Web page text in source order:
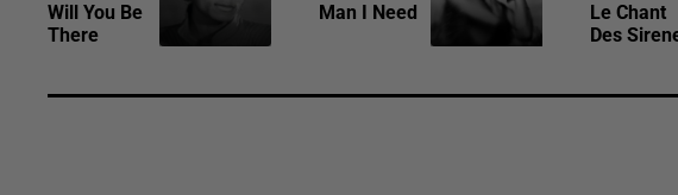
Will You Be
There
Man I Need
Le Chant
Des